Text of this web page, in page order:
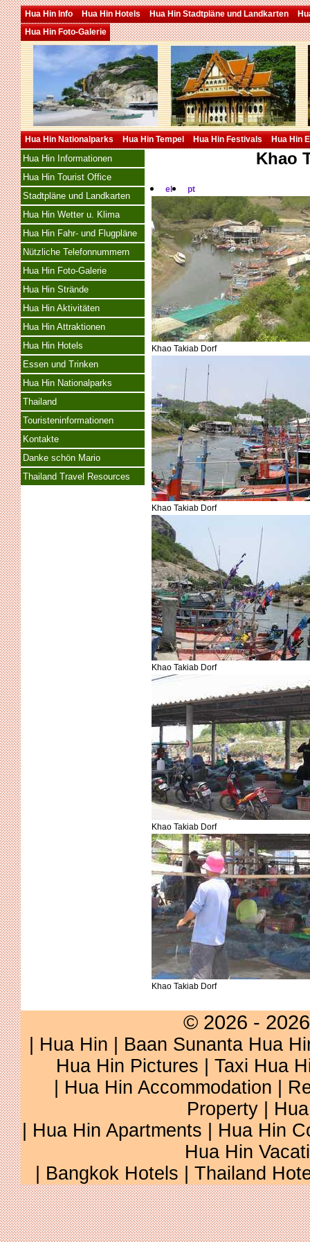
Hua Hin Info Hua Hin Hotels Hua Hin Stadtpläne und Landkarten
Hua Hin Foto-Galerie
Hua Hin Nationalparks Hua Hin Tempel Hua Hin Festivals Hua Hin
Hua Hin Informationen
Hua Hin Tourist Office
Stadtpläne und Landkarten
Hua Hin Wetter u. Klima
Hua Hin Fahr- und Flugpläne
Nützliche Telefonnummern
Hua Hin Foto-Galerie
Hua Hin Strände
Hua Hin Aktivitäten
Hua Hin Attraktionen
Hua Hin Hotels
Essen und Trinken
Hua Hin Nationalparks
Thailand
Touristeninformationen
Kontakte
Danke schön Mario
Thailand Travel Resources
Khao
el pt
Khao Takiab Dorf
Khao Takiab Dorf
Khao Takiab Dorf
Khao Takiab Dorf
Khao Takiab Dorf
© 2026 -
Hua Hin
Baan Sunanta Hua
Hua Hin Pictures
Taxi Hua
Hua Hin Accommodation
Property
Hua Hin Apartments
Hua Hin
Hua Hin
Bangkok Hotels Thailand